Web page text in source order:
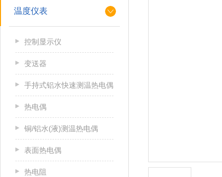
温度仪表
控制显示仪
变送器
手持式铝水快速测温热电偶
热电偶
铜/铝水(液)测温热电偶
表面热电偶
热电阻